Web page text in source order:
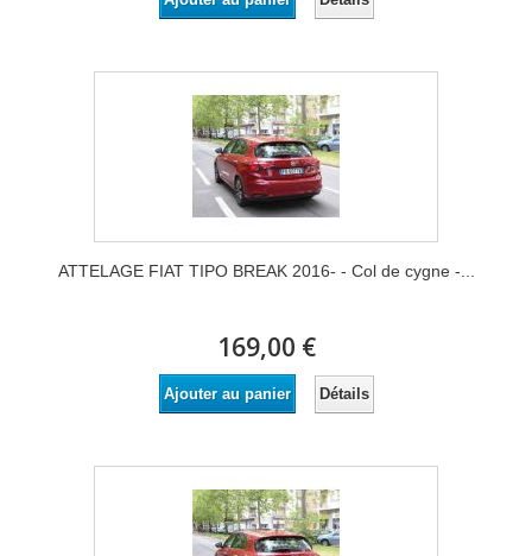
ATTELAGE FIAT TIPO BREAK 2016- - Col de cygne -...
169,00 €
Ajouter au panier Détails